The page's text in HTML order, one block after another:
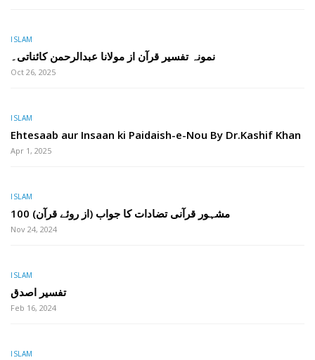
ISLAM
نمونہ تفسیر قرآن از مولانا عبدالرحمن کائناتی۔
Oct 26, 2025
ISLAM
Ehtesaab aur Insaan ki Paidaish-e-Nou By Dr.Kashif Khan
Apr 1, 2025
ISLAM
100 مشہور قرآنی تضادات کا جواب (از روئے قرآن)
Nov 24, 2024
ISLAM
تفسیر اصدق
Feb 16, 2024
ISLAM